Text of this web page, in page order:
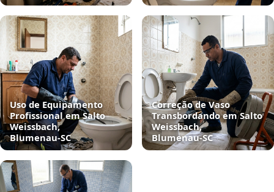
Uso de Equipamento
Profissional em Salto
Weissbach,
Blumenau‑SC
Correção de Vaso
Transbordando em Salto
Weissbach,
Blumenau‑SC